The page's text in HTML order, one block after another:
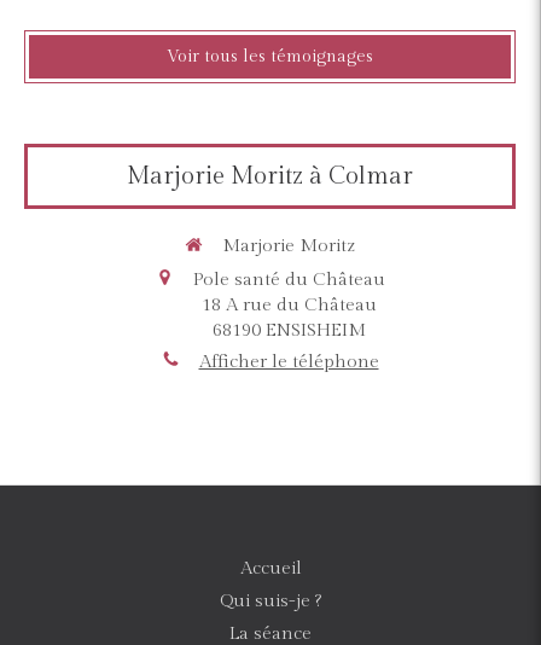
Voir tous les témoignages
Marjorie Moritz à Colmar
Marjorie Moritz
Pole santé du Château
18 A rue du Château
68190 ENSISHEIM
Afficher le téléphone
Accueil
Qui suis-je ?
La séance